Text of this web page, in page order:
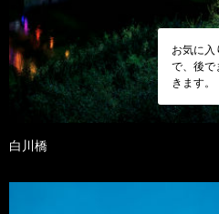
お気に入
で、後で
きます。
白川橋